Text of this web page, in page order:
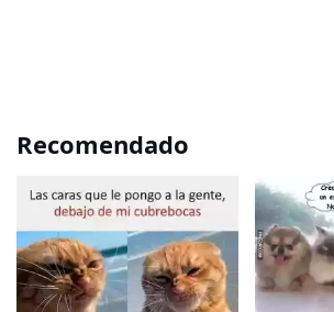
Recomendado